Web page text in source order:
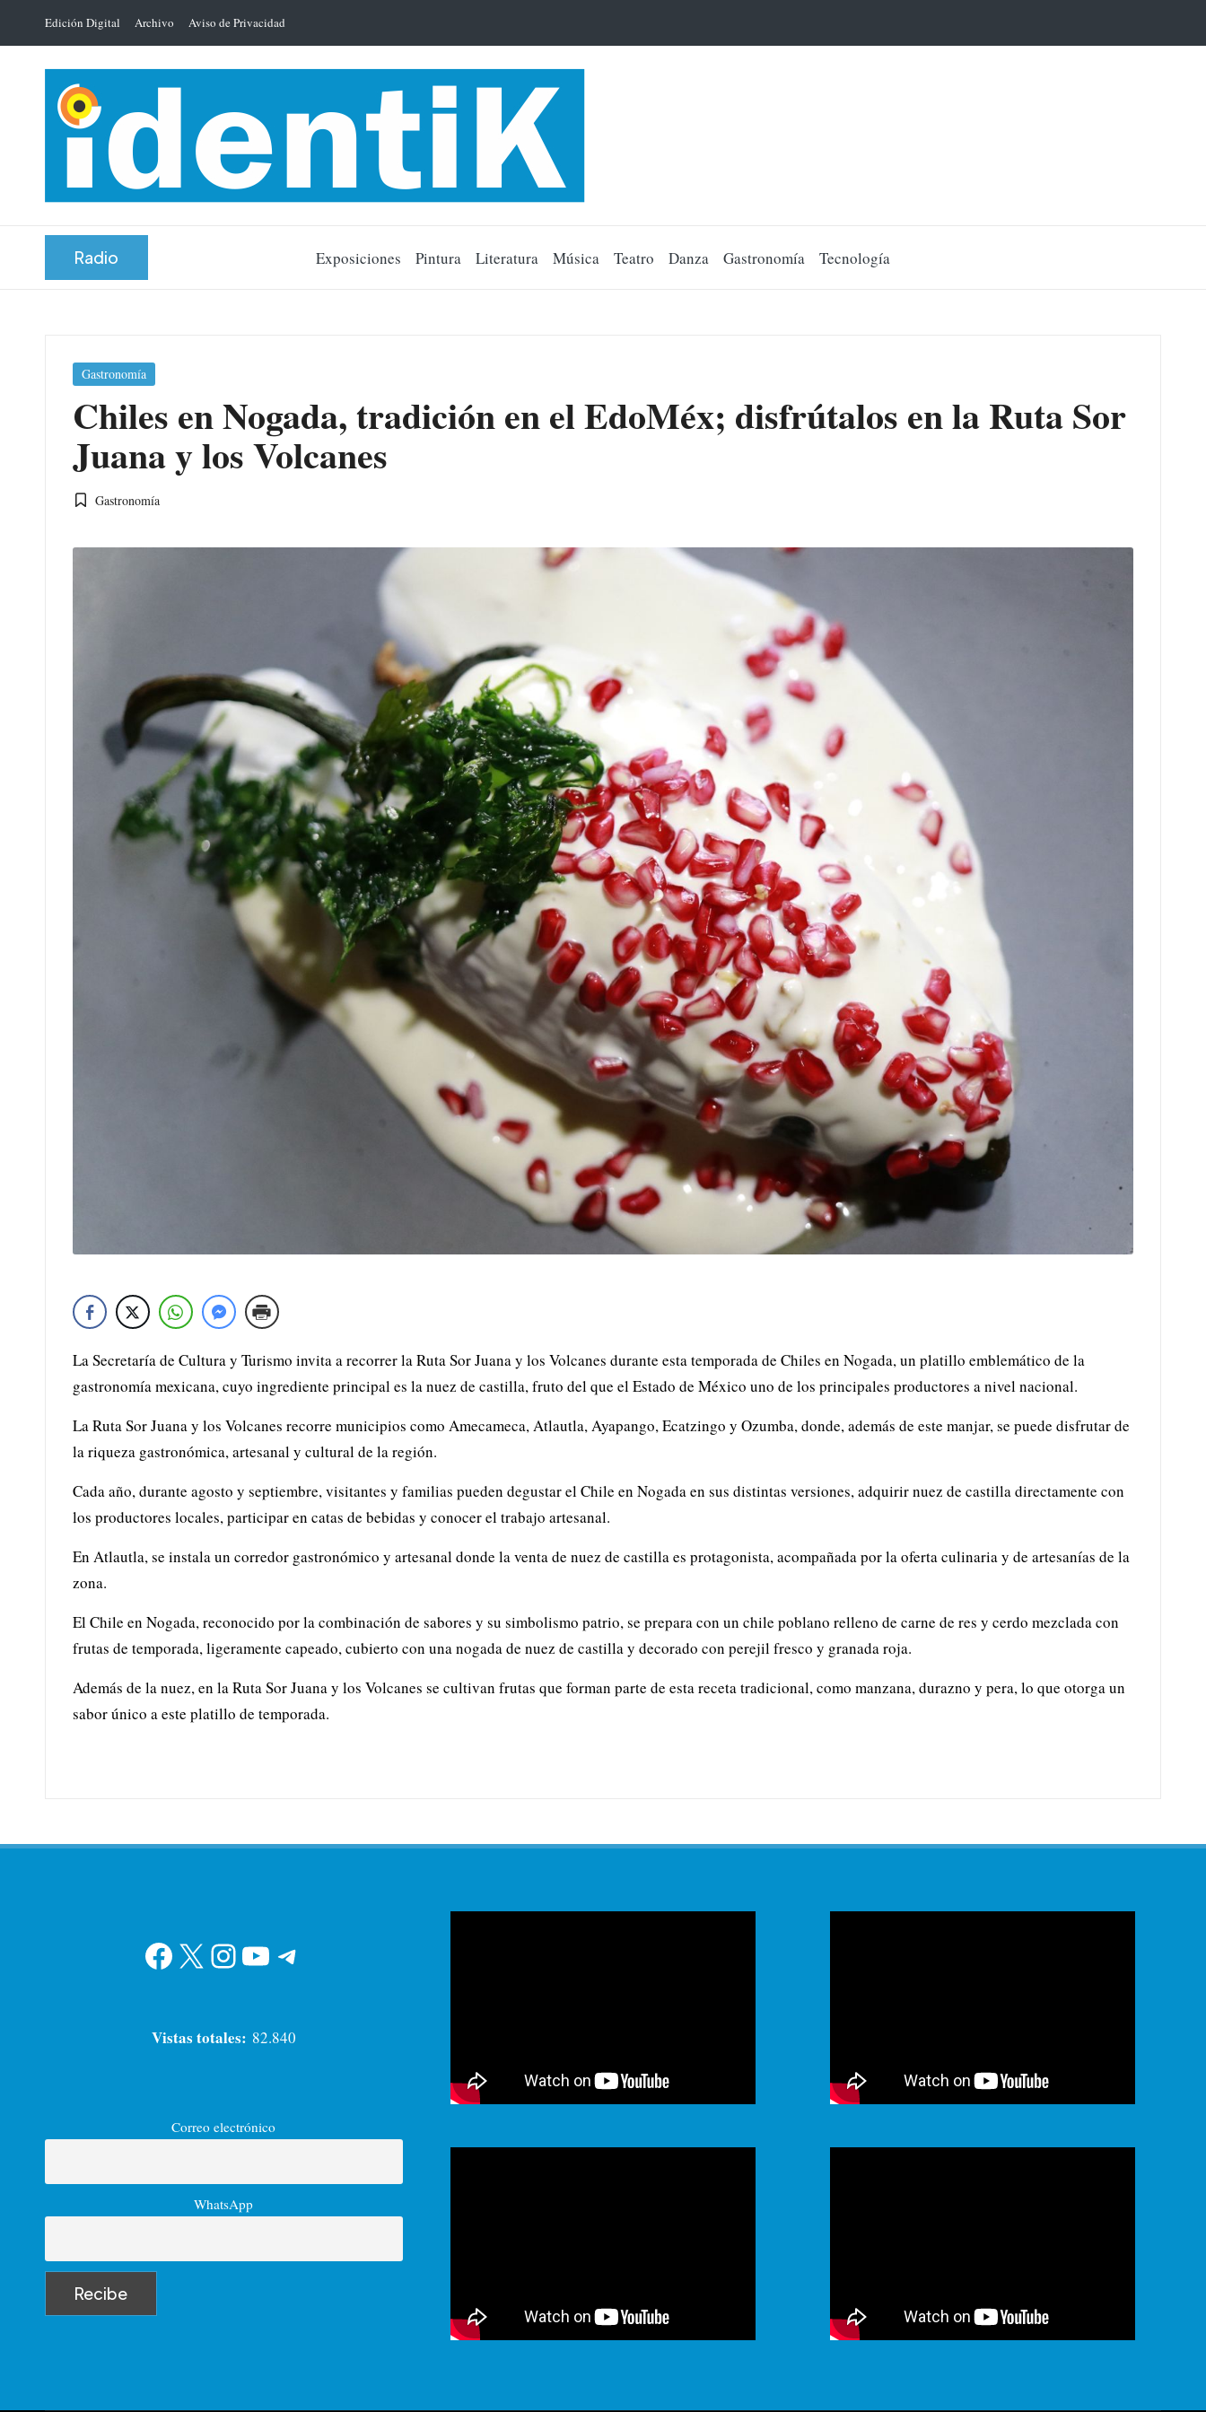
Saltar
contenido
Edición Digital Archivo Aviso de Privacidad
Radio Exposiciones Pintura Literatura Música Teatro Danza Gastronomía Tecnología
Publicada
Gastronomía
Chiles en Nogada, tradición en el EdoMéx; disfrútalos en la Ruta Sor
Juana y los Volcanes
Publicada
Gastronomía
La Secretaría de Cultura y Turismo invita a recorrer la Ruta Sor Juana y los Volcanes durante esta temporada de Chiles en Nogada, un platillo emblemático de la
gastronomía mexicana, cuyo ingrediente principal es la nuez de castilla, fruto del que el Estado de México uno de los principales productores a nivel nacional.
La Ruta Sor Juana y los Volcanes recorre municipios como Amecameca, Atlautla, Ayapango, Ecatzingo y Ozumba, donde, además de este manjar, se puede disfrutar de
la riqueza gastronómica, artesanal y cultural de la región.
Cada año, durante agosto y septiembre, visitantes y familias pueden degustar el Chile en Nogada en sus distintas versiones, adquirir nuez de castilla directamente con
los productores locales, participar en catas de bebidas y conocer el trabajo artesanal.
En Atlautla, se instala un corredor gastronómico y artesanal donde la venta de nuez de castilla es protagonista, acompañada por la oferta culinaria y de artesanías de la
zona.
El Chile en Nogada, reconocido por la combinación de sabores y su simbolismo patrio, se prepara con un chile poblano relleno de carne de res y cerdo mezclada con
frutas de temporada, ligeramente capeado, cubierto con una nogada de nuez de castilla y decorado con perejil fresco y granada roja.
Además de la nuez, en la Ruta Sor Juana y los Volcanes se cultivan frutas que forman parte de esta receta tradicional, como manzana, durazno y pera, lo que otorga un
sabor único a este platillo de temporada.
Facebook
X Instagram
YouTube
Telegram
Vistas totales: 82.840
Correo electrónico
WhatsApp